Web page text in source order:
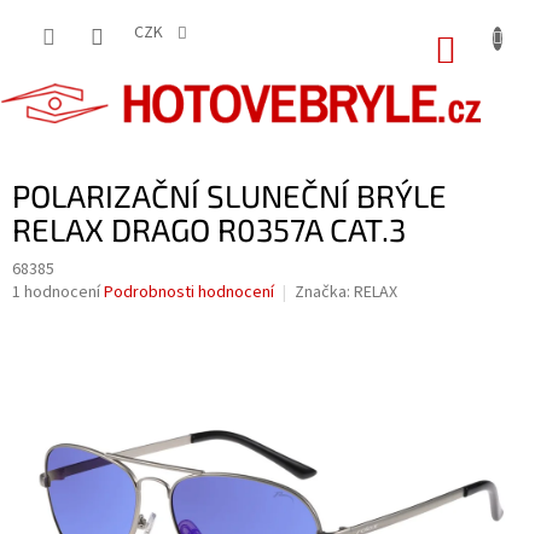
CZK
POLARIZAČNÍ SLUNEČNÍ BRÝLE
RELAX DRAGO R0357A CAT.3
68385
Průměrné
hvězdiček.
1 hodnoceníPodrobnosti hodnocení Značka: RELAX